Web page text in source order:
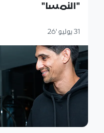
"النمسا"
31 يوليو '26